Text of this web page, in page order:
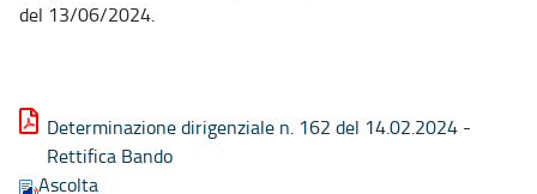
del 13/06/2024.
Determinazione dirigenziale n. 162 del 14.02.2024 -
Rettifica Bando
Ascolta